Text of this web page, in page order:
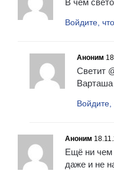
В чем
Войдите,
Аноним
Светит
Варташа
Войдите,
Аноним
Ещё ни чем
даже и не